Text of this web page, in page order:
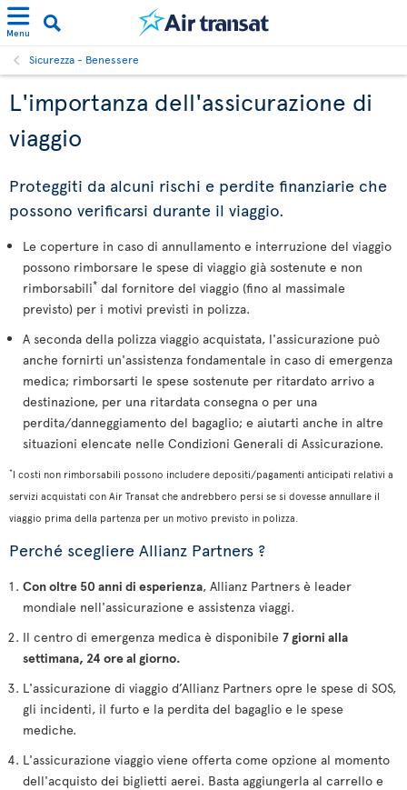
Menu
Sicurezza - Benessere
L'importanza dell'assicurazione di
viaggio
Proteggiti da alcuni rischi e perdite finanziarie che
possono verificarsi durante il viaggio.
Le coperture in caso di annullamento e interruzione del viaggio
possono rimborsare le spese di viaggio già sostenute e non
rimborsabili* dal fornitore del viaggio (fino al massimale
previsto) per i motivi previsti in polizza.
A seconda della polizza viaggio acquistata, l'assicurazione può
anche fornirti un'assistenza fondamentale in caso di emergenza
medica; rimborsarti le spese sostenute per ritardato arrivo a
destinazione, per una ritardata consegna o per una
perdita/danneggiamento del bagaglio; e aiutarti anche in altre
situazioni elencate nelle Condizioni Generali di Assicurazione.
*I costi non rimborsabili possono includere depositi/pagamenti anticipati relativi a
servizi acquistati con Air Transat che andrebbero persi se si dovesse annullare il
viaggio prima della partenza per un motivo previsto in polizza.
Perché scegliere Allianz Partners ?
Con oltre 50 anni di esperienza, Allianz Partners è leader
mondiale nell'assicurazione e assistenza viaggi.
Il centro di emergenza medica è disponibile 7 giorni alla
settimana, 24 ore al giorno.
L'assicurazione di viaggio d’Allianz Partners opre le spese di SOS,
gli incidenti, il furto e la perdita del bagaglio e le spese
mediche.
L'assicurazione viaggio viene offerta come opzione al momento
dell'acquisto dei biglietti aerei. Basta aggiungerla al carrello e